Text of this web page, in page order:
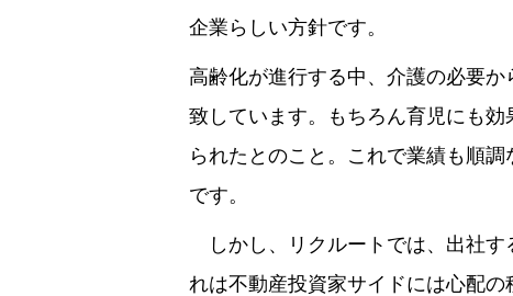
企業らしい方針です。
高齢化が進行する中、介護の必要
致しています。もちろん育児にも
られたとのこと。これで業績も順
です。
しかし、リクルートでは、出社す
れは不動産投資家サイドには心配の